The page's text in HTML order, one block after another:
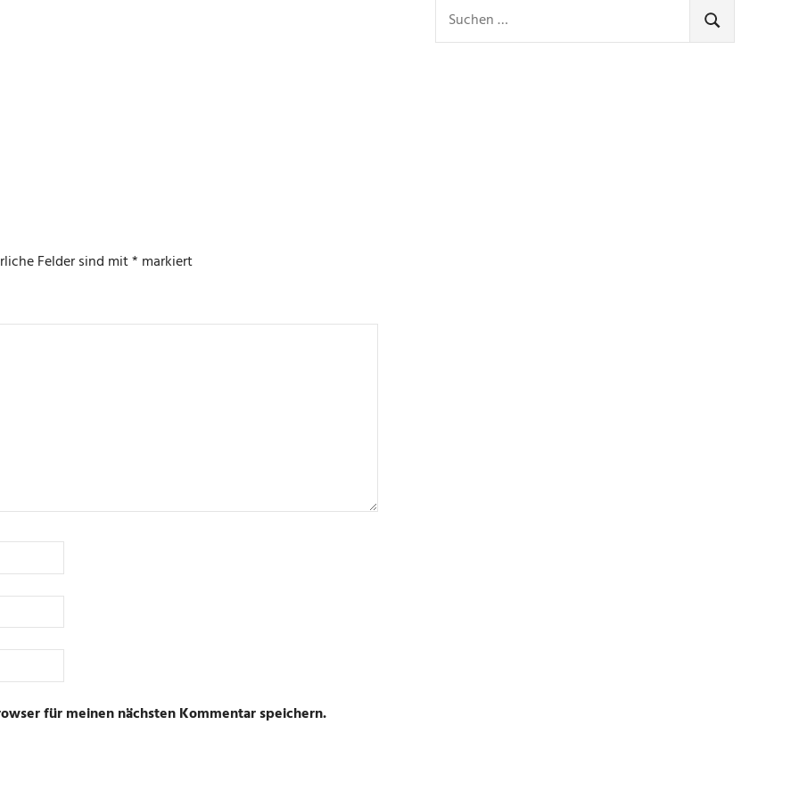
Felder sind mit* markiert
für meinen nächsten Kommentar speichern.
nach:
SUCHEN